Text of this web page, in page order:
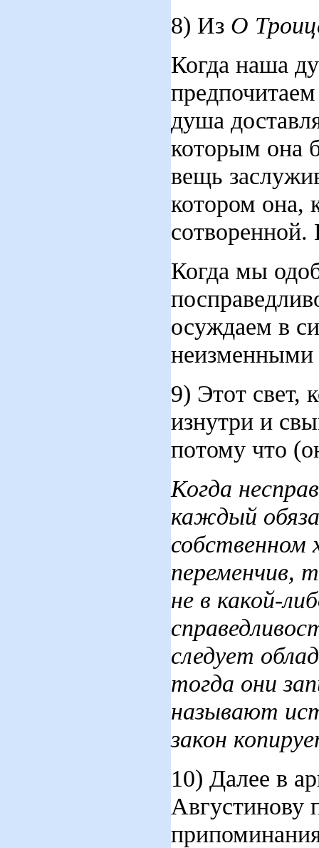
8) Из О
Когда наша
душа
которым она
вещь
котором она,
сотворенной.
Когда мы
осуждаем в
9) Этот свет,
изнутри и
потому что
Когда
каждый
собственном
переменчив,
не в какой-
следует
тогда они
называют
закон
10) Далее в
Августинову